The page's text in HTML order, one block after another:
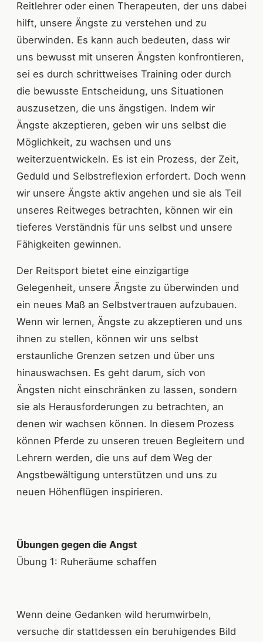
Reitlehrer oder einen Therapeuten, der uns dabei
hilft, unsere Ängste zu verstehen und zu
überwinden. Es kann auch bedeuten, dass wir
uns bewusst mit unseren Ängsten konfrontieren,
sei es durch schrittweises Training oder durch
die bewusste Entscheidung, uns Situationen
auszusetzen, die uns ängstigen. Indem wir
Ängste akzeptieren, geben wir uns selbst die
Möglichkeit, zu wachsen und uns
weiterzuentwickeln. Es ist ein Prozess, der Zeit,
Geduld und Selbstreflexion erfordert. Doch wenn
wir unsere Ängste aktiv angehen und sie als Teil
unseres Reitweges betrachten, können wir ein
tieferes Verständnis für uns selbst und unsere
Fähigkeiten gewinnen.
Der Reitsport bietet eine einzigartige
Gelegenheit, unsere Ängste zu überwinden und
ein neues Maß an Selbstvertrauen aufzubauen.
Wenn wir lernen, Ängste zu akzeptieren und uns
ihnen zu stellen, können wir uns selbst
erstaunliche Grenzen setzen und über uns
hinauswachsen. Es geht darum, sich von
Ängsten nicht einschränken zu lassen, sondern
sie als Herausforderungen zu betrachten, an
denen wir wachsen können. In diesem Prozess
können Pferde zu unseren treuen Begleitern und
Lehrern werden, die uns auf dem Weg der
Angstbewältigung unterstützen und uns zu
neuen Höhenflügen inspirieren.
Übungen gegen die Angst
Übung 1: Ruheräume schaffen
Wenn deine Gedanken wild herumwirbeln,
versuche dir stattdessen ein beruhigendes Bild